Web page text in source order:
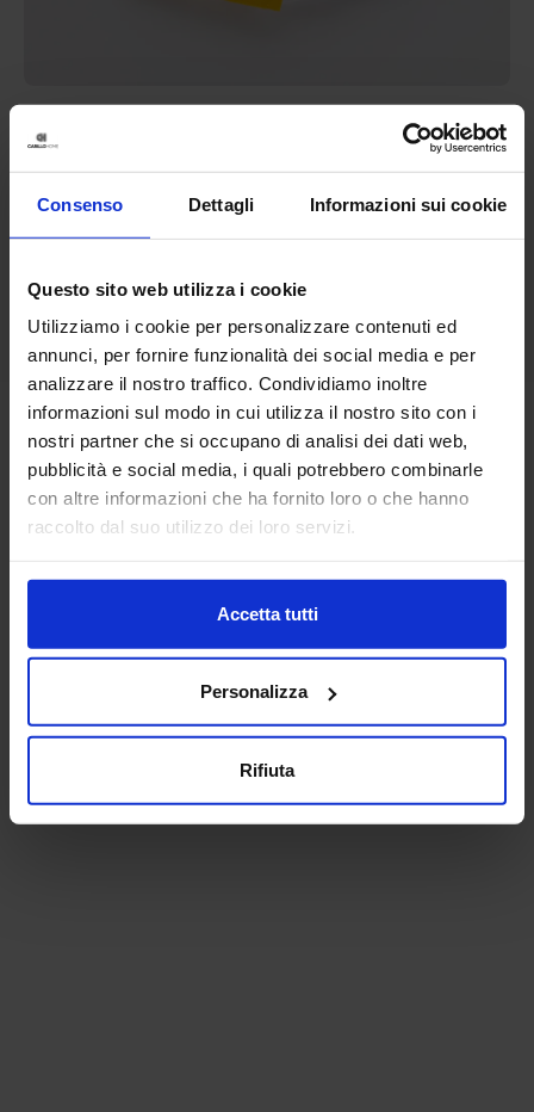
Consenso Dettagli Informazioni sui cookie
Questo sito web utilizza i cookie
Utilizziamo i cookie per personalizzare contenuti ed
annunci, per fornire funzionalità dei social media e per
analizzare il nostro traffico. Condividiamo inoltre
informazioni sul modo in cui utilizza il nostro sito con i
nostri partner che si occupano di analisi dei dati web,
pubblicità e social media, i quali potrebbero combinarle
con altre informazioni che ha fornito loro o che hanno
raccolto dal suo utilizzo dei loro servizi.
Accetta tutti
Personalizza
Rifiuta
Tris Strofinacci Limone
Colori disponibili
Giallo